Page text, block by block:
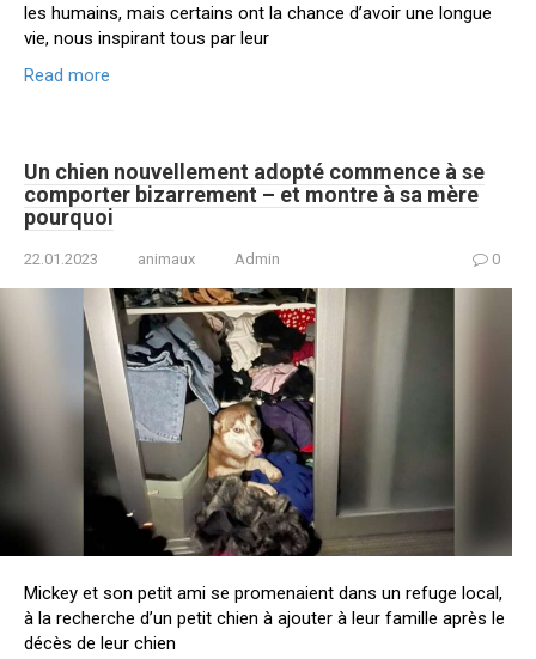
les humains, mais certains ont la chance d’avoir une longue
vie, nous inspirant tous par leur
Read more
Un chien nouvellement adopté commence à se
comporter bizarrement – et montre à sa mère
pourquoi
22.01.2023 animaux Admin 0
Mickey et son petit ami se promenaient dans un refuge local,
à la recherche d’un petit chien à ajouter à leur famille après le
décès de leur chien